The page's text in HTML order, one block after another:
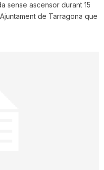
sense ascensor durant 15
de Tarragona que